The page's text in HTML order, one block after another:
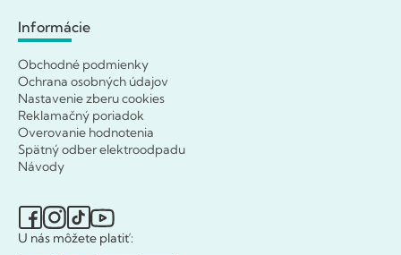
Informácie
Obchodné podmienky
Ochrana osobných údajov
Nastavenie zberu cookies
Reklamačný poriadok
Overovanie hodnotenia
Spätný odber elektroodpadu
Návody
U nás môžete platiť: